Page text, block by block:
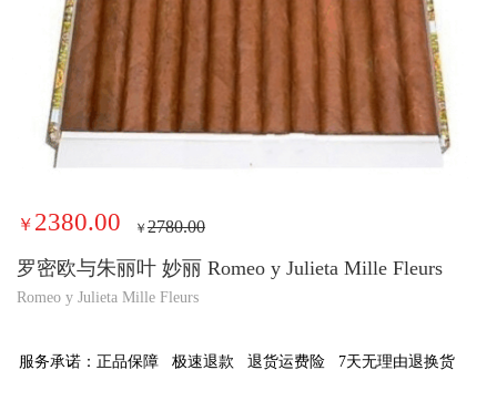
￥ 2380.00 ￥2780.00
罗密欧与朱丽叶 妙丽 Romeo y Julieta Mille Fleurs
Romeo y Julieta Mille Fleurs
服务承诺： 正品保障 极速退款 退货运费险 7天无理由退换货